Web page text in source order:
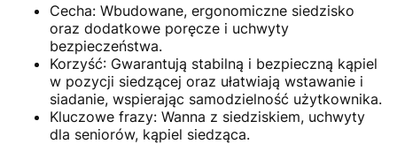
Cecha: Wbudowane, ergonomiczne siedzisko
oraz dodatkowe poręcze i uchwyty
bezpieczeństwa.
Korzyść: Gwarantują stabilną i bezpieczną kąpiel
w pozycji siedzącej oraz ułatwiają wstawanie i
siadanie, wspierając samodzielność użytkownika.
Kluczowe frazy: Wanna z siedziskiem, uchwyty
dla seniorów, kąpiel siedząca.